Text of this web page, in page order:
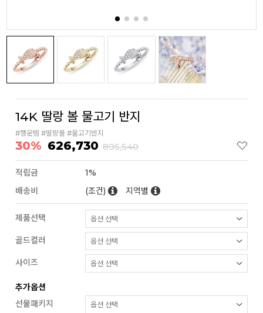
14K 딸랑 볼 물고기 반지
#행운템 #딸랑볼 #물고기반지
30% 626,730 895,540
적립금
1%
배송비
(조건) 지역별
제품선택
골드컬러
사이즈
추가옵션
선물패키지